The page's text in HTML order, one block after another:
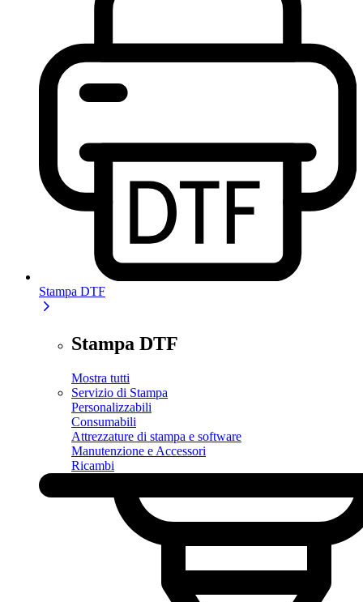
Stampa DTF
Stampa DTF
Mostra tutti
Servizio di Stampa
Personalizzabili
Consumabili
Attrezzature di stampa e software
Manutenzione e Accessori
Ricambi